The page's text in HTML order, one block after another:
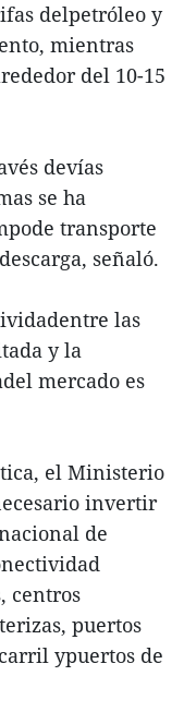
delpetróleo y
mientras
del 10-15
devías
se ha
transporte
señaló.
las
y la
mercado es
el Ministerio
invertir
de
centros
puertos
ypuertos de